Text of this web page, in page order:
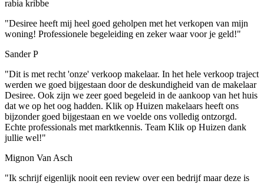
rabia kribbe
"Desiree heeft mij heel goed geholpen met het verkopen van mijn
woning! Professionele begeleiding en zeker waar voor je geld!"
Sander P
"Dit is met recht 'onze' verkoop makelaar. In het hele verkoop traject
werden we goed bijgestaan door de deskundigheid van de makelaar
Desiree. Ook zijn we zeer goed begeleid in de aankoop van het huis
dat we op het oog hadden. Klik op Huizen makelaars heeft ons
bijzonder goed bijgestaan en we voelde ons volledig ontzorgd.
Echte professionals met marktkennis. Team Klik op Huizen dank
jullie wel!"
Mignon Van Asch
"Ik schrijf eigenlijk nooit een review over een bedrijf maar deze is